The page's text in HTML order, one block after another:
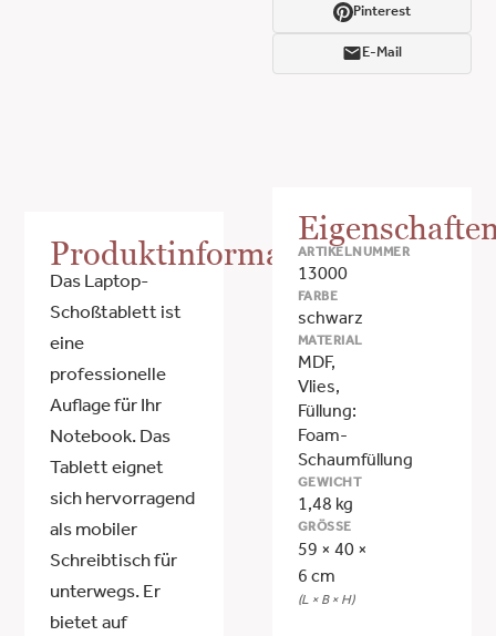
Pinterest
E-Mail
Produktinformationen
Das Laptop-
Schoßtablett ist
eine
professionelle
Auflage für Ihr
Notebook. Das
Tablett eignet
sich hervorragend
als mobiler
Schreibtisch für
unterwegs. Er
bietet auf
ARTIKELNUMMER
13000
FARBE
schwarz
MATERIAL
MDF,
Vlies,
Füllung:
Foam-
Schaumfüllung
GEWICHT
1,48 kg
GRÖSSE
59 × 40 ×
6 cm
(L × B × H)